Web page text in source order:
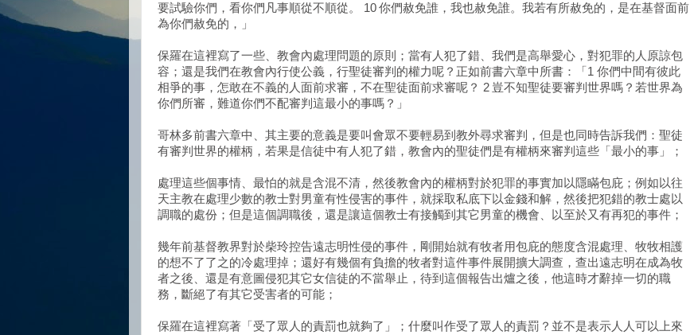
要試驗你們，看你們凡事順從不順從。 10 你們赦免誰，我也赦免誰。我若有所赦免的，是在基督面前
為你們赦免的，」
保羅在這裡寫了一些、教會內處理問題的原則；當有人犯了錯、我們是高舉愛心，對犯罪的人原諒包
容；還是我們在教會內行使公義，行聖徒審判的權力呢？正如前書六章中所書：「1 你們中間有彼此
相爭的事，怎敢在不義的人面前求審，不在聖徒面前求審呢？ 2 豈不知聖徒要審判世界嗎？若世界為
你們所審，難道你們不配審判這最小的事嗎？」
哥林多前書六章中、其主要的意義是要叫會眾不要輕易到教外尋求審判，但是也同時告訴我們：聖徒
有審判世界的權柄，若果是信徒中有人犯了錯，教會內的聖徒們是有權柄來審判這些「最小的事」；
處理這些個事情、最怕的就是含混不清，然後教會內的權柄對於犯罪的事實加以隱瞞包庇；例如以往
天主教在處理少數的教士對男童有性侵害的事件，就採取私底下以金錢和解，然後把犯錯的教士處以
調職的處份；但是這個調職後，還是讓這個教士有接觸到其它男童的機會、以至於又有再犯的事件；
幾年前基督教界對於柴玲控告遠志明性侵的事件，剛開始就有牧者用包庇的態度含混處理、牧牧相護
的想不了了之的冷處理掉；還好有幾個有負擔的牧者對這件事件展開擴大調查，查出遠志明在成為牧
者之後、還是有意圖侵犯其它女信徒的不當舉止，待到這個報告出爐之後，他這時才辭掉一切的職
務，斷絕了有其它受害者的可能；
保羅在這裡寫著「受了眾人的責罰也就夠了」；什麼叫作受了眾人的責罰？並不是表示人人可以上來